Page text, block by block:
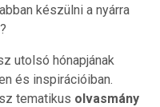
készülni a nyárra
utolsó hónapjának
és inspirációiban.
tematikus olvasmány